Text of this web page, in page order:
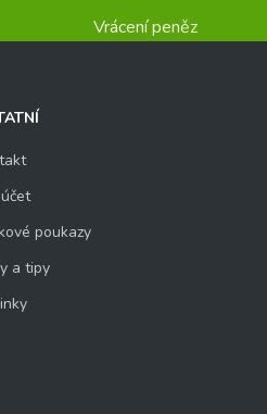
Vrácení peněz
poukazy
a tipy